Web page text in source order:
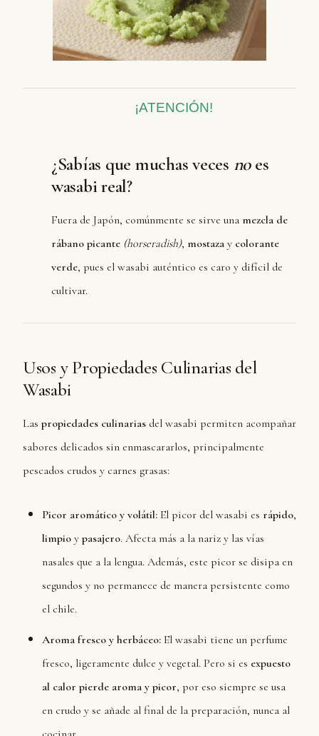
¡ATENCIÓN!
¿Sabías que muchas veces noes
wasabi real?
Fuera de Japón, comúnmente se sirve una mezcla de
rábano picante (horseradish), mostaza y colorante
verde, pues el wasabi auténtico es caro y difícil de
cultivar.
Usos y Propiedades Culinarias del
Wasabi
Las propiedades culinarias del wasabi permiten acompañar
sabores delicados sin enmascararlos, principalmente
pescados crudos y carnes grasas:
Picor aromático y volátil:El picor del wasabi es rápido,
limpioy pasajero. Afecta más a la nariz y las vías
nasales que a la lengua. Además, este picor se disipa en
segundos y no permanece de manera persistente como
el chile.
Aroma fresco y herbáceo:El wasabi tiene un perfume
fresco, ligeramente dulce y vegetal. Pero si es expuesto
al calor pierde aroma y picor, por eso siempre se usa
en crudo y se añade al final de la preparación, nunca al